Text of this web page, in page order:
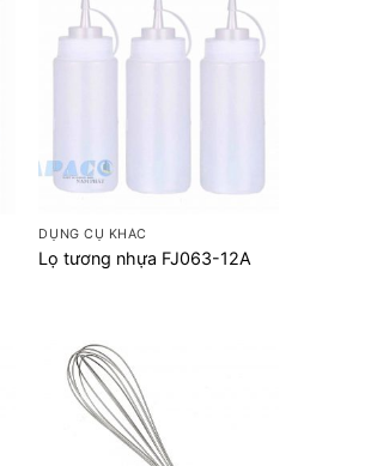
+
DỤNG CỤ KHÁC
Lọ tương nhựa FJ063-12A